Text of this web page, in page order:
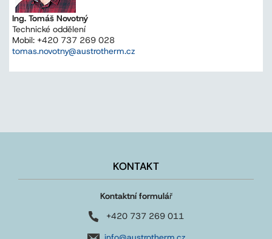
Ing. Tomáš Novotný
Technické oddělení
Mobil: +420 737 269 028
tomas.novotny@austrotherm.cz
KONTAKT
Kontaktní formulář
+420 737 269 011